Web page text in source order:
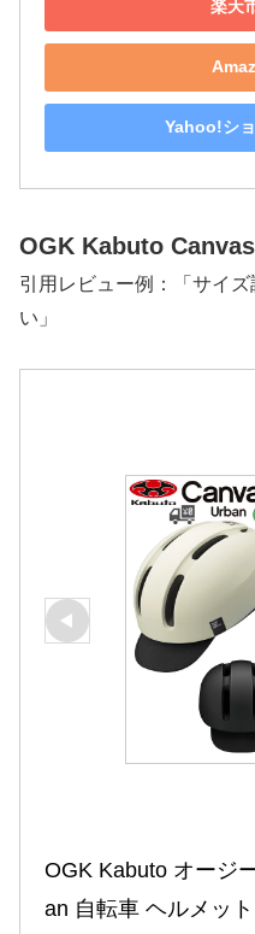
楽天
Yahoo!シ
OGK Kabuto
引用レビュー例：「サイ
い」
OGK Kabuto オージ
an 自転車 ヘルメッ